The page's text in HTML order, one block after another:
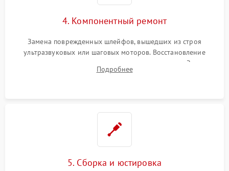
4. Компонентный ремонт
Замена поврежденных шлейфов, вышедших из строя
ультразвуковых или шаговых моторов. Восстановление
геометрии направляющих при заклинивании зума. Замена
неисправного блока диафрагмы, датчиков положения или
Подробнее
5. Сборка и юстировка